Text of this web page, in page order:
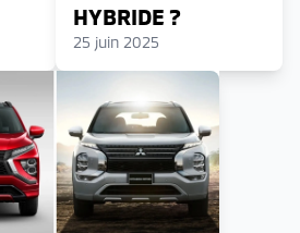
HYBRIDE ?
25 juin 2025